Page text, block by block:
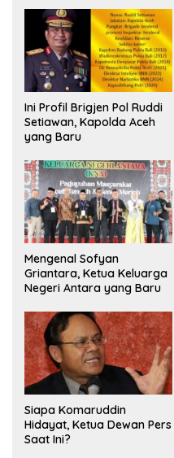
Ini Profil Brigjen Pol Ruddi
Setiawan, Kapolda Aceh
yang Baru
Mengenal Sofyan
Griantara, Ketua Keluarga
Negeri Antara yang Baru
Siapa Komaruddin
Hidayat, Ketua Dewan Pers
Saat Ini?